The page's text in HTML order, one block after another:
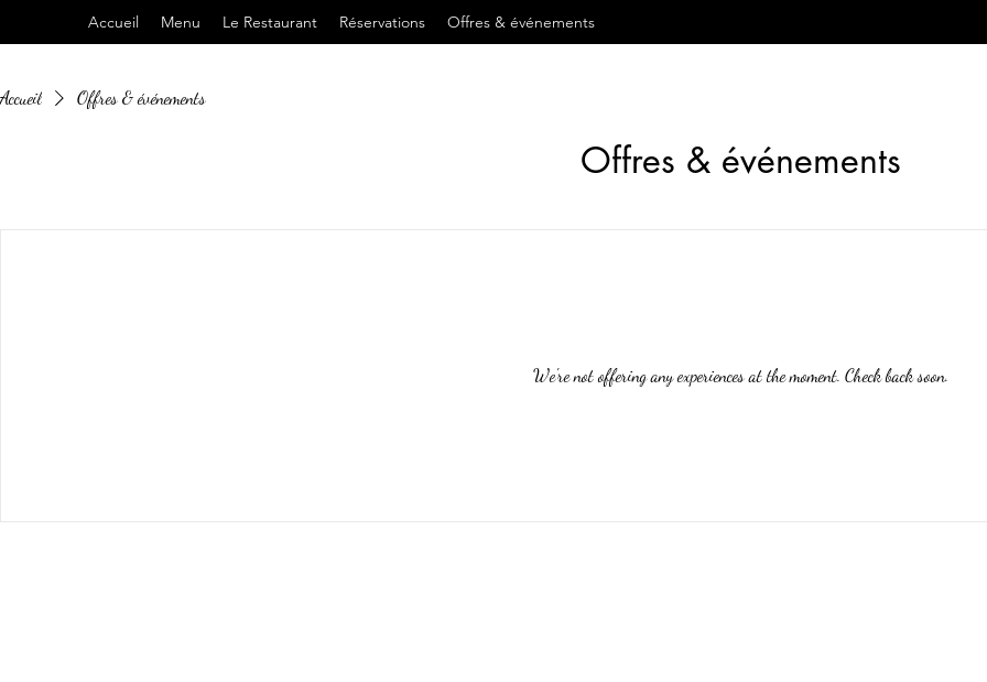
Accueil Menu Le Restaurant Réservations Offres & événements
Accueil Offres & événements
Offres & événements
We're not offering any experiences at the moment. Check back soon.